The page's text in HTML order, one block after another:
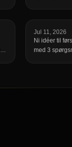
Jul 11, 2026
Ni idéer til
med 3